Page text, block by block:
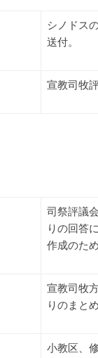
シノドス
送付。
宣教司牧
司祭評議
りの回答
作成のた
宣教司牧
りのまと
小教区、